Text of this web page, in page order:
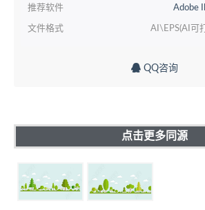
推荐软件 Adobe
文件格式 AI\EPS(AI可
QQ咨询
点击更多同源